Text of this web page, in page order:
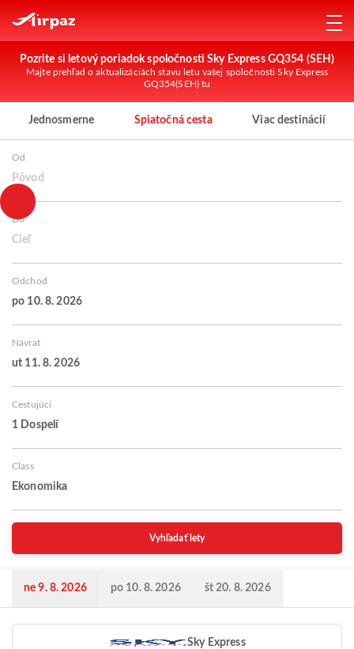
Pozrite si letový poriadok spoločnosti Sky Express GQ354 (SEH)
Majte prehľad o aktualizáciách stavu letu vašej spoločnosti Sky Express
GQ354(SEH) tu
Jednosmerne Spiatočná cesta Viac destinácií
Od
Pôvod
Do
Cieľ
Odchod
po 10. 8. 2026
Návrat
ut 11. 8. 2026
Cestujúci
1 Dospelí
Class
Ekonomika
Vyhľadať lety
ne 9. 8. 2026 po 10. 8. 2026 št 20. 8. 2026
Sky Express